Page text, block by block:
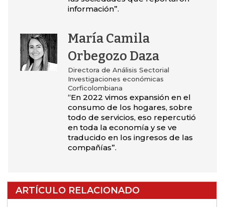
información”.
María Camila
Orbegozo Daza
Directora de Análisis Sectorial
Investigaciones económicas
Corficolombiana
“En 2022 vimos expansión en el
consumo de los hogares, sobre
todo de servicios, eso repercutió
en toda la economía y se ve
traducido en los ingresos de las
compañías”.
ARTÍCULO RELACIONADO